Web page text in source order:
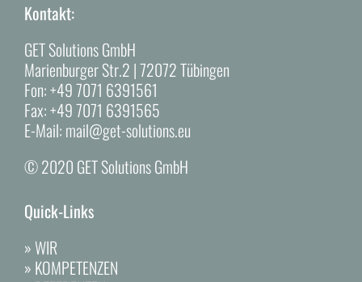
Kontakt:
GET Solutions GmbH
Marienburger Str.2 | 72072 Tübingen
Fon:+49 7071 6391561
Fax:+49 7071 6391565
E-Mail: mail@get-solutions.eu
© 2020 GET Solutions GmbH
Quick-Links
»WIR
» KOMPETENZEN